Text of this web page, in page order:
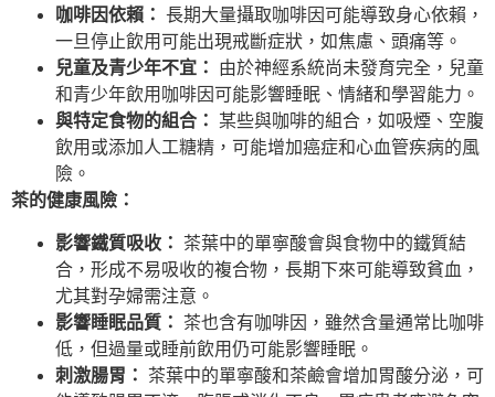
咖啡因依賴： 長期大量攝取咖啡因可能導致身心依賴，
一旦停止飲用可能出現戒斷症狀，如焦慮、頭痛等。
兒童及青少年不宜：
由於神經系統尚未發育完全，兒童
和青少年飲用咖啡因可能影響睡眠、情緒和學習能力。
與特定食物的組合：
某些與咖啡的組合，如吸煙、空腹
飲用或添加人工糖精，可能增加癌症和心血管疾病的風
險。
茶的健康風險：
影響鐵質吸收： 茶葉中的單寧酸會與食物中的鐵質結
合，形成不易吸收的複合物，長期下來可能導致貧血，
尤其對孕婦需注意。
影響睡眠品質： 茶也含有咖啡因，雖然含量通常比咖啡
低，但過量或睡前飲用仍可能影響睡眠。
刺激腸胃： 茶葉中的單寧酸和茶鹼會增加胃酸分泌，可